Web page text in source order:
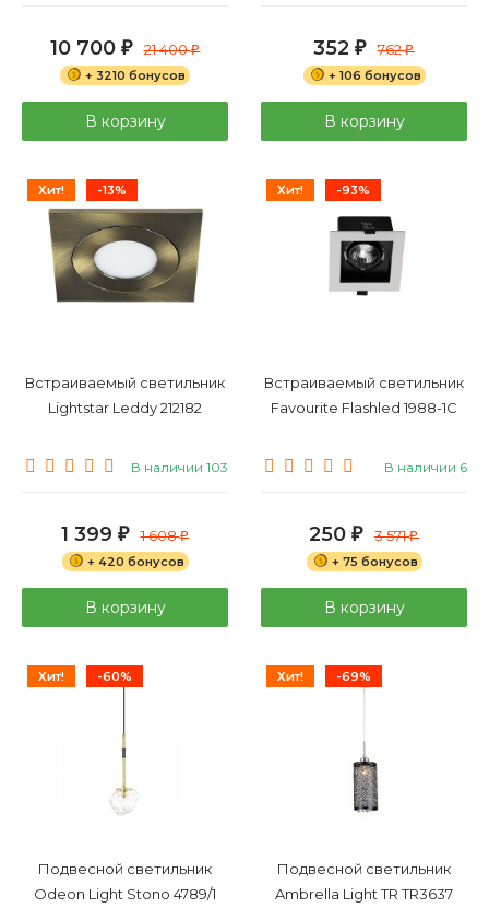
10 700 ₽ 21 400₽
+ 3210 бонусов
В корзину
352 ₽ 762₽
+ 106 бонусов
В корзину
Хит! -13%
Встраиваемый светильник
Lightstar Leddy 212182
В наличии 103
1 399 ₽ 1 608₽
+ 420 бонусов
В корзину
Хит! -93%
Встраиваемый светильник
Favourite Flashled 1988-1C
В наличии 6
250 ₽ 3 571₽
+ 75 бонусов
В корзину
Хит! -60%
Подвесной светильник
Odeon Light Stono 4789/1
Хит! -69%
Подвесной светильник
Ambrella Light TR TR3637